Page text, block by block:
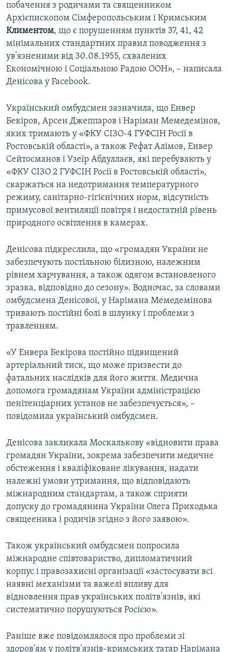
побачення з родичами та священником
Архієпископом Сімферопольським і Кримським
Климентом, що є порушенням пунктів 37, 41, 42
мінімальних стандартних правил поводження з
ув'язненими від 30.08.1955, схвалених
Економічною і Соціальною Радою ООН», – написала
Денісова у Facebook.
Український омбудсмен зазначила, що Енвер
Бекіров, Арсен Джеппаров і Наріман Мемедемінов,
яких тримають у «ФКУ СІЗО-4 ГУФСІН Росії в
Ростовській області», а також Рефат Алімов, Енвер
Сейтосманов і Узеїр Абдуллаєв, які перебувають у
«ФКУ СІЗО 2 ГУФСІН Росії в Ростовській області»,
скаржаться на недотримання температурного
режиму, санітарно-гігієнічних норм, відсутність
примусової вентиляції повітря і недостатній рівень
природного освітлення в камерах.
Денісова підкреслила, що «громадян України не
забезпечують постільною білизною, належним
рівнем харчування, а також одягом встановленого
зразка, відповідно до сезону». Водночас, за словами
омбудсмена Денісової, у Нарімана Мемедемінова
тривають постійні болі в шлунку і проблеми з
травленням.
«У Енвера Бекірова постійно підвищений
артеріальний тиск, що може призвести до
фатальних наслідків для його життя. Медична
допомога громадянам України адміністрацією
пенітенціарних установ не забезпечується», –
повідомила український омбудсмен.
Денісова закликала Москалькову «відновити права
громадян України, зокрема забезпечити медичне
обстеження і кваліфіковане лікування, надати
належні умови утримання, що відповідають
міжнародним стандартам, а також сприяти
допуску до громадянина України Олега Приходька
свящееника і родичів згідно з його заявою».
Також український омбудсмен попросила
міжнародне співтовариство, дипломатичний
корпус і правозахисні організації «застосувати всі
наявні механізми та важелі впливу для
відновлення прав українських політв'язнів, які
систематично порушуються Росією».
Раніше вже повідомлялося про проблеми зі
здоров'ям у політв'язнів-кримських татар Нарімана